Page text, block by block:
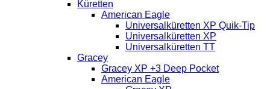
Küretten
American Eagle
Universalküretten XP Quik-Tip
Universalküretten XP
Universalküretten TT
Gracey
Gracey XP +3 Deep Pocket
American Eagle